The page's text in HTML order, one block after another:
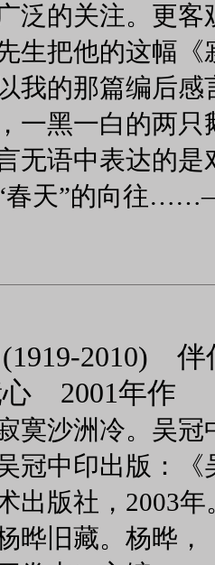
泛的关注。更
生把他的这幅
我的那篇编后
一黑一白的两
无语中表达的是
春天”的向往
2010) 伴
2001年作
寞沙洲冷。吴冠
冠中印出版：《
出版社，2003年
晔旧藏。杨晔